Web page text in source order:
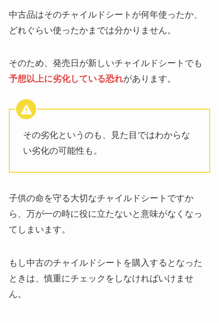
中古品はそのチャイルドシートが何年使ったか、
どれぐらい使ったかまでは分かりません。
そのため、発売日が新しいチャイルドシートでも
予想以上に劣化している恐れがあります。
その劣化というのも、見た目ではわからな
い劣化の可能性も。
子供の命を守る大切なチャイルドシートですか
ら、万が一の時に役に立たないと意味がなくなっ
てしまいます。
もし中古のチャイルドシートを購入するとなった
ときは、慎重にチェックをしなければいけませ
ん。